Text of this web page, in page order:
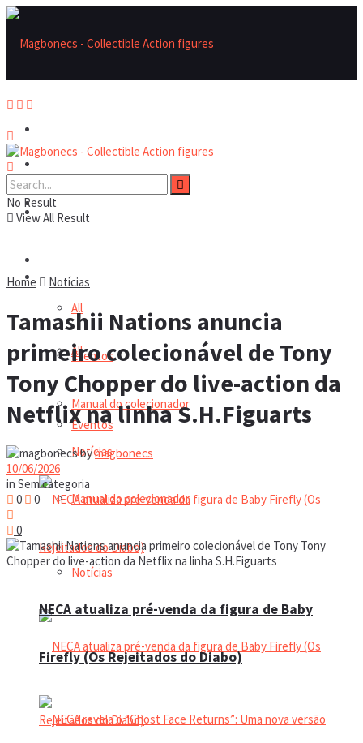
Reviews
Notícias
All
Eventos
Manual do colecionador
Notícias
Reviews
All
Eventos
Manual do colecionador
Notícias
NECA atualiza pré-venda da figura de Baby
Firefly (Os Rejeitados do Diabo)
No Result
View All Result
Home Notícias
Tamashii Nations anuncia
primeiro colecionável de Tony
Tony Chopper do live-action da
Netflix na linha S.H.Figuarts
bymagbonecs
10/06/2026
in Sem categoria
0
0
0